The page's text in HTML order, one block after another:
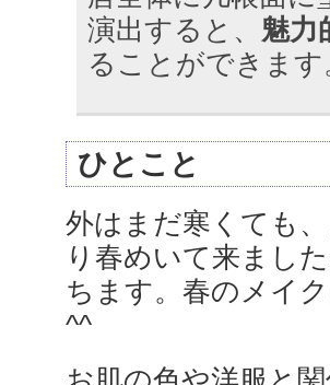
演出すると、 魅力
ることができます
ひとこと
外はまだ寒くても
り春めいて来まし
ちます。春のメイ
^^